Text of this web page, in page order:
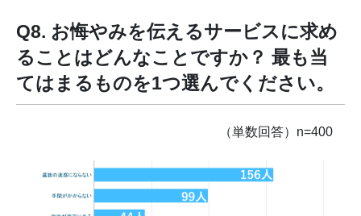
Q8. お悔やみを伝えるサービスに求め
ることはどんなことですか？ 最も当
てはまるものを1つ選んでください。
（単数回答）n=400